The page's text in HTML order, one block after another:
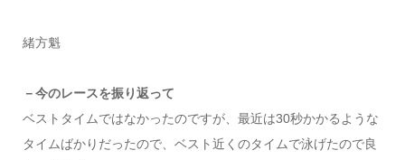
緒方魁
－今のレースを振り返って
ベストタイムではなかったのですが、最近は30秒かかるような
タイムばかりだったので、ベスト近くのタイムで泳げたので良